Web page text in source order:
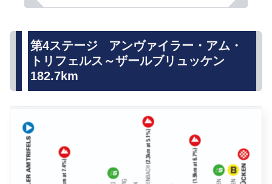
第4ステージ アンヴァイラー・アム・
トリフェルス～ザールブリュッケン
182.7km